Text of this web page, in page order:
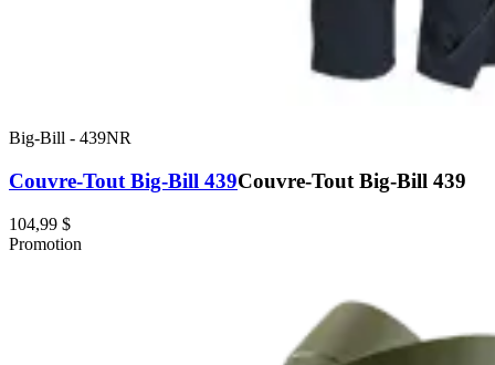
Big-Bill - 439NR
Couvre-Tout Big-Bill 439Couvre-Tout Big-Bill 439
104,99 $
Promotion